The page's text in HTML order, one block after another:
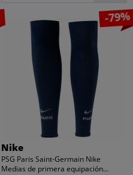
-79%
Nike
PSG Paris Saint-Germain Nike
Medias de primera equipación...